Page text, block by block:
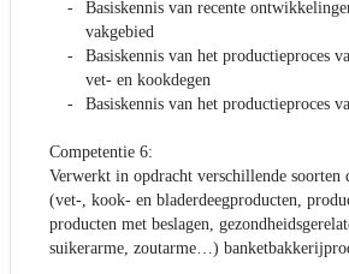
Basiskennis van recente
vakgebied
Basiskennis van het productieproces
vet- en kookdegen
Basiskennis van het productieproces
Competentie 6:
Verwerkt in opdracht verschillende soorten
(vet-, kook- en bladerdeegproducten,
producten met beslagen,
suikerarme, zoutarme…)